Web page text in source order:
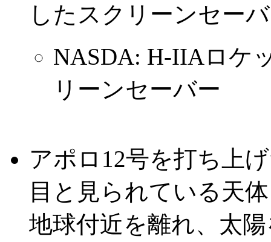
したスクリーンセー
NASDA: H-IIAロケ
リーンセーバー
アポロ12号を打ち上
目と見られている天
地球付近を離れ、太